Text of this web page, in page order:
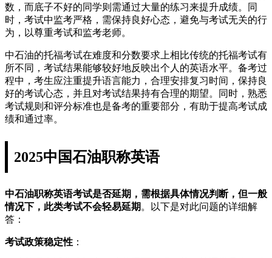
数，而底子不好的同学则需通过大量的练习来提升成绩。同
时，考试中监考严格，需保持良好心态，避免与考试无关的行
为，以尊重考试和监考老师。
中石油的托福考试在难度和分数要求上相比传统的托福考试有
所不同，考试结果能够较好地反映出个人的英语水平。备考过
程中，考生应注重提升语言能力，合理安排复习时间，保持良
好的考试心态，并且对考试结果持有合理的期望。同时，熟悉
考试规则和评分标准也是备考的重要部分，有助于提高考试成
绩和通过率。
2025中国石油职称英语
中石油职称英语考试是否延期，需根据具体情况判断，但一般
情况下，此类考试不会轻易延期 。以下是对此问题的详细解
答：
考试政策稳定性 ：